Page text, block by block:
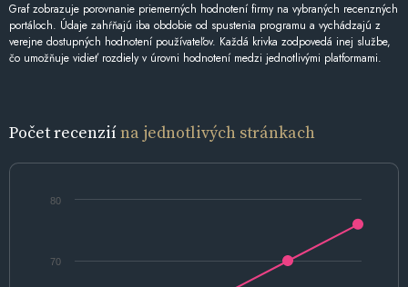
Graf zobrazuje porovnanie priemerných hodnotení firmy na vybraných recenzných
portáloch. Údaje zahŕňajú iba obdobie od spustenia programu a vychádzajú z
verejne dostupných hodnotení používateľov. Každá krivka zodpovedá inej službe,
čo umožňuje vidieť rozdiely v úrovni hodnotení medzi jednotlivými platformami.
Počet recenziína jednotlivých stránkach
70
80